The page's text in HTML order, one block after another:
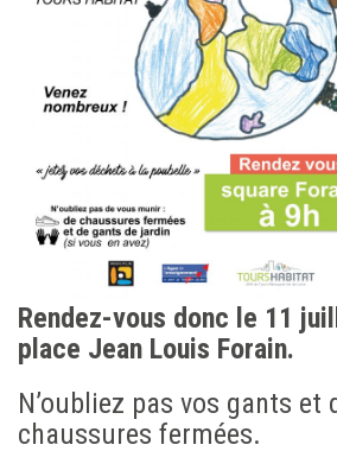
Rendez-vous donc le 11
place Jean Louis Forain.
N’oubliez pas vos gants et
chaussures fermées.